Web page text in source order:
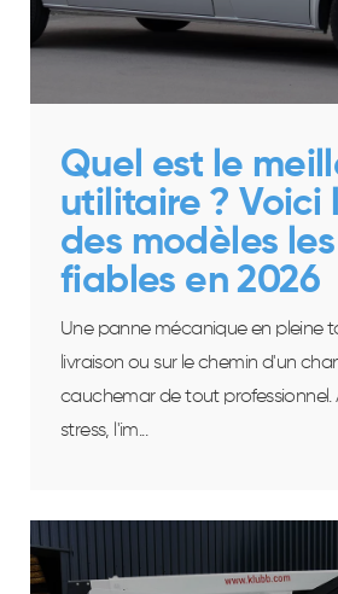
Quel est le
utilitaire ? Voici
des modèles
fiables en 2026
Une panne mécanique en pleine
livraison ou sur le chemin d'un
cauchemar de tout
stress, l'im...